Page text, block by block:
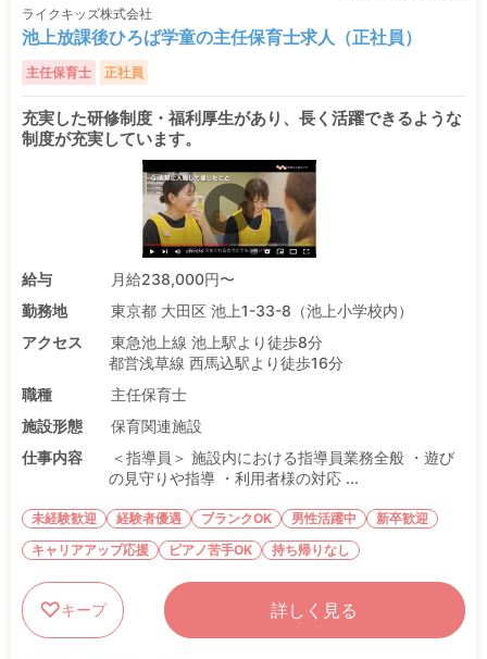
ライクキッズ株式会社
池上放課後ひろば学童の主任保育士求人（正社員）
主任保育士 正社員
充実した研修制度・福利厚生があり、長く活躍できるような
制度が充実しています。
給与
月給238,000円〜
勤務地
東京都 大田区 池上1-33-8（池上小学校内）
アクセス
東急池上線 池上駅より徒歩8分
都営浅草線 西馬込駅より徒歩16分
職種
主任保育士
施設形態
保育関連施設
仕事内容
＜指導員＞ 施設内における指導員業務全般 ・遊び
の見守りや指導 ・利用者様の対応 ...
未経験歓迎 経験者優遇 ブランクOK 男性活躍中
新卒歓迎
キャリアアップ応援
ピアノ苦手OK 持ち帰りなし
キープ 詳しく見る